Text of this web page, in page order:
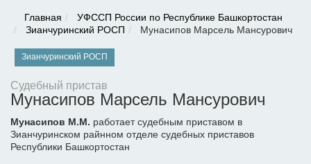
Главная
УФССП России по Республике Башкортостан
Зианчуринский РОСП
Мунасипов Марсель Мансурович
Зианчуринский РОСП
Судебный пристав
Мунасипов Марсель Мансурович
Мунасипов М.М. работает судебным приставом в
Зианчуринском райнном отделе судебных приставов
Республики Башкортостан